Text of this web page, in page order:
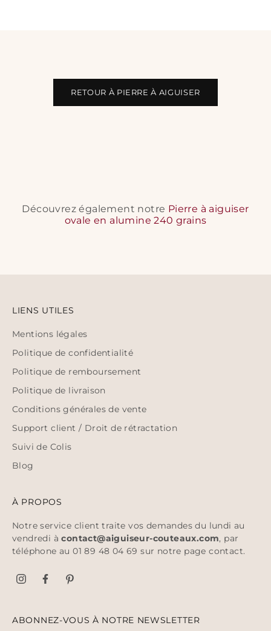
RETOUR À PIERRE À AIGUISER
Découvrez également notre Pierre à aiguiser
ovale en alumine 240 grains
LIENS UTILES
Mentions légales
Politique de confidentialité
Politique de remboursement
Politique de livraison
Conditions générales de vente
Support client / Droit de rétractation
Suivi de Colis
Blog
À PROPOS
Notre service client traite vos demandes du lundi au
vendredi àcontact@aiguiseur-couteaux.com, par
téléphone au 01 89 48 04 69 sur notre pagecontact.
ABONNEZ-VOUS À NOTRE NEWSLETTER